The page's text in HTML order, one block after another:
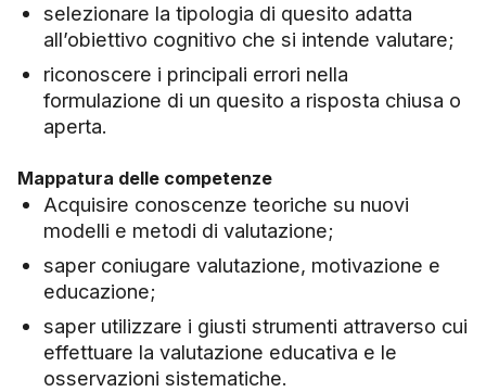
selezionare la tipologia di quesito adatta
all’obiettivo cognitivo che si intende valutare;
riconoscere i principali errori nella
formulazione di un quesito a risposta chiusa o
aperta.
Mappatura delle competenze
Acquisire conoscenze teoriche su nuovi
modelli e metodi di valutazione;
saper coniugare valutazione, motivazione e
educazione;
saper utilizzare i giusti strumenti attraverso cui
effettuare la valutazione educativa e le
osservazioni sistematiche.